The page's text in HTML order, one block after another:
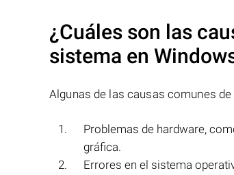
¿Cuáles son las
sistema en
Algunas de las causas comunes
Problemas de hardware,
gráfica.
Errores en el sistema